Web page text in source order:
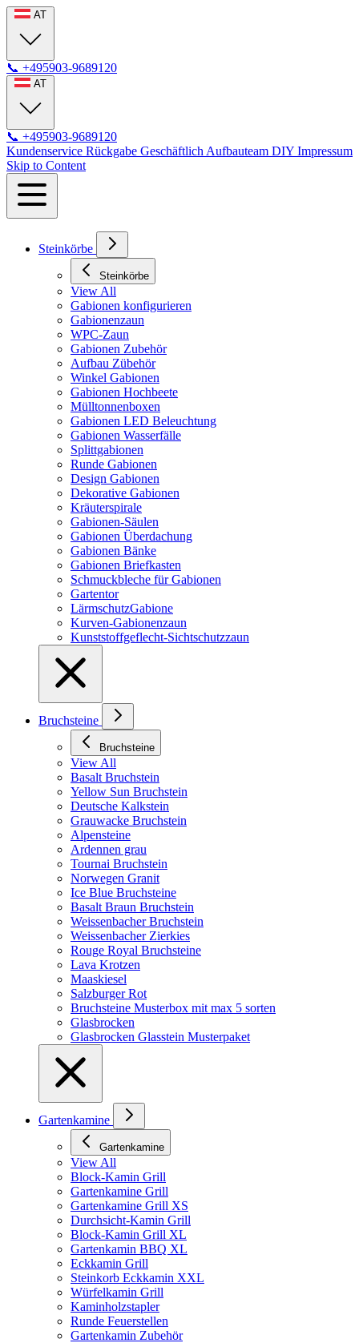
AT
📞 +495903-9689120
AT
📞 +495903-9689120
Kundenservice Rückgabe Geschäftlich Aufbauteam DIY Impressum
Skip to Content
Steinkörbe
Steinkörbe
View All
Gabionen konfigurieren
Gabionenzaun
WPC-Zaun
Gabionen Zubehör
Aufbau Zübehör
Winkel Gabionen
Gabionen Hochbeete
Mülltonnenboxen
Gabionen LED Beleuchtung
Gabionen Wasserfälle
Splittgabionen
Runde Gabionen
Design Gabionen
Dekorative Gabionen
Kräuterspirale
Gabionen-Säulen
Gabionen Überdachung
Gabionen Bänke
Gabionen Briefkasten
Schmuckbleche für Gabionen
Gartentor
LärmschutzGabione
Kurven-Gabionenzaun
Kunststoffgeflecht-Sichtschutzzaun
Bruchsteine
Bruchsteine
View All
Basalt Bruchstein
Yellow Sun Bruchstein
Deutsche Kalkstein
Grauwacke Bruchstein
Alpensteine
Ardennen grau
Tournai Bruchstein
Norwegen Granit
Ice Blue Bruchsteine
Basalt Braun Bruchstein
Weissenbacher Bruchstein
Weissenbacher Zierkies
Rouge Royal Bruchsteine
Lava Krotzen
Maaskiesel
Salzburger Rot
Bruchsteine Musterbox mit max 5 sorten
Glasbrocken
Glasbrocken Glasstein Musterpaket
Gartenkamine
Gartenkamine
View All
Block-Kamin Grill
Gartenkamine Grill
Gartenkamine Grill XS
Durchsicht-Kamin Grill
Block-Kamin Grill XL
Gartenkamin BBQ XL
Eckkamin Grill
Steinkorb Eckkamin XXL
Würfelkamin Grill
Kaminholzstapler
Runde Feuerstellen
Gartenkamin Zubehör